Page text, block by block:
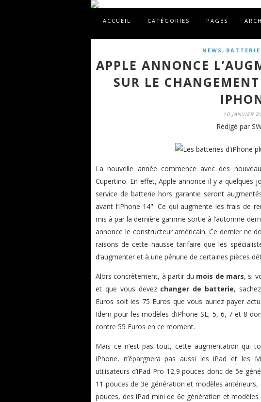
ACCUEIL CATÉGORIES PAGES
NEWS ,
APPLE ANNONCE
SUR LE
10 JANVIER
Rédigé par
La nouvelle année commence avec des
Cupertino. En effet, Apple annonce il y a quelques
service de batterie hors garantie seront
avant l’iPhone 14". Ce qui augmente les frais de
mis à par la dernière gamme sortie à l’automne
annonce le constructeur américain. Ce dernier ne
raisons de cette hausse tarifaire que les
d’augmenter et à une pénurie de certaines pièces
Alors concrètement, à partir du mois de mars, si
et que vous devez changer de batterie,
Euros soit les 75 Euros que vous auriez payer
Idem pour les modèles d’iPhone SE, 5, 6, 7 et 8
contre 55 Euros en ce moment.
Mais ce n’est pas tout, cette augmentation qui
iPhone, n’épargnera pas aussi les iPad et les
utilisateurs d’iPad Pro 12,9 pouces donc de 5e
11 pouces de 3e génération et modèles antérieurs,
pouces, des iPad mini de 6e génération et